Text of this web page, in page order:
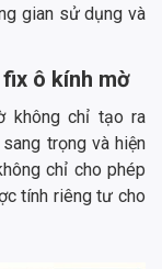
gian sử dụng và
ô kính mờ
không chỉ tạo ra
trọng và hiện
chỉ cho phép
tính riêng tư cho